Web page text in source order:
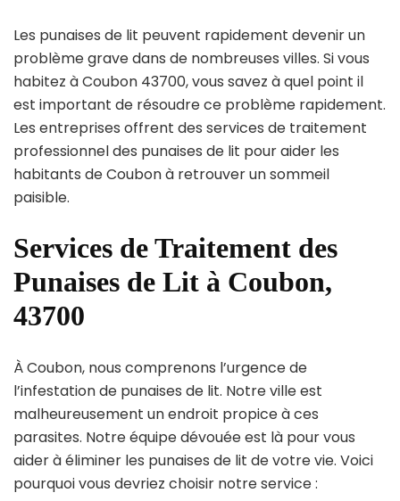
Les punaises de lit peuvent rapidement devenir un
problème grave dans de nombreuses villes. Si vous
habitez à Coubon 43700, vous savez à quel point il
est important de résoudre ce problème rapidement.
Les entreprises offrent des services de traitement
professionnel des punaises de lit pour aider les
habitants de Coubon à retrouver un sommeil
paisible.
Services de Traitement des
Punaises de Lit à Coubon,
43700
À Coubon, nous comprenons l’urgence de
l’infestation de punaises de lit. Notre ville est
malheureusement un endroit propice à ces
parasites. Notre équipe dévouée est là pour vous
aider à éliminer les punaises de lit de votre vie. Voici
pourquoi vous devriez choisir notre service :